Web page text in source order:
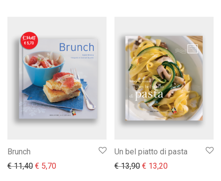
Brunch
€11,40 Il prezzo originale era: € 11,40.
€ 5,70Il prezzo attuale è: € 5,70.
Un bel piatto di pasta
€13,90 Il prezzo originale era:
€ 13,20Il prezzo